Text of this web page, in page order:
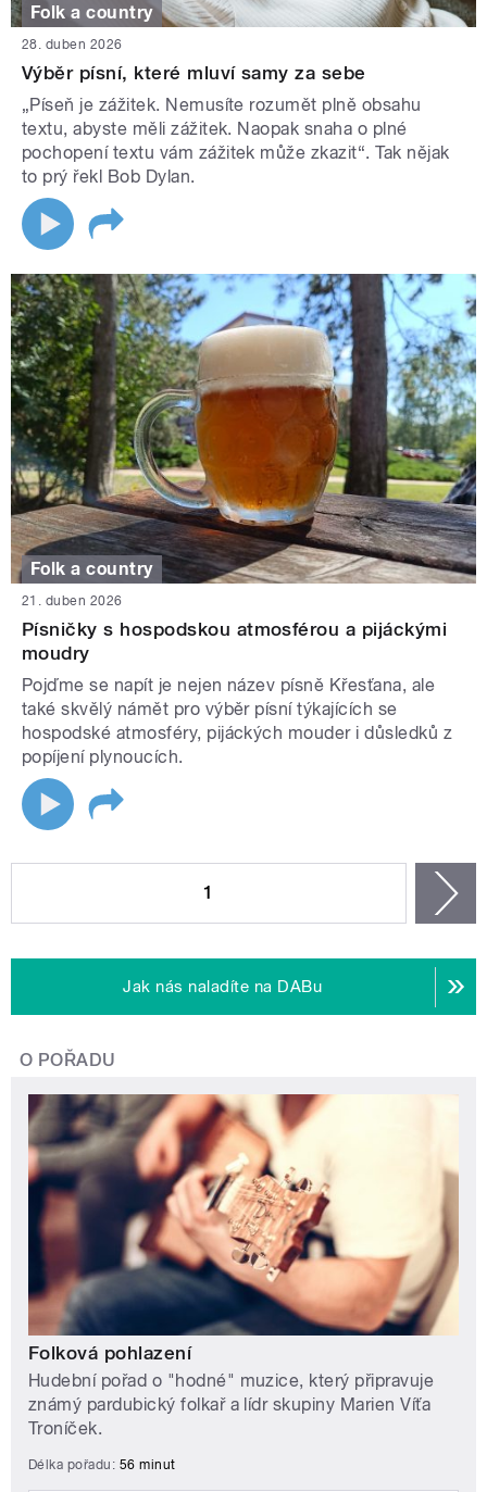
Folk a country
28. duben 2026
Výběr písní, které mluví samy za sebe
„Píseň je zážitek. Nemusíte rozumět plně obsahu
textu, abyste měli zážitek. Naopak snaha o plné
pochopení textu vám zážitek může zkazit“. Tak nějak
to prý řekl Bob Dylan.
Folk a country
21. duben 2026
Písničky s hospodskou atmosférou a pijáckými
moudry
Pojďme se napít je nejen název písně Křesťana, ale
také skvělý námět pro výběr písní týkajících se
hospodské atmosféry, pijáckých mouder i důsledků z
popíjení plynoucích.
1
Jak nás naladíte na DABu
O POŘADU
Folková pohlazení
Hudební pořad o "hodné" muzice, který připravuje
známý pardubický folkař a lídr skupiny Marien Víťa
Troníček.
Délka pořadu: 56 minut